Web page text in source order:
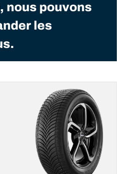
nous pouvons
les